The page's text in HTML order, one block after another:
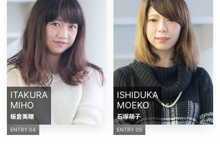
ITAKURA
MIHO
板倉美穂
ENTRY 04
ISHIDUKA
MOEKO
石塚萌子
ENTRY 05